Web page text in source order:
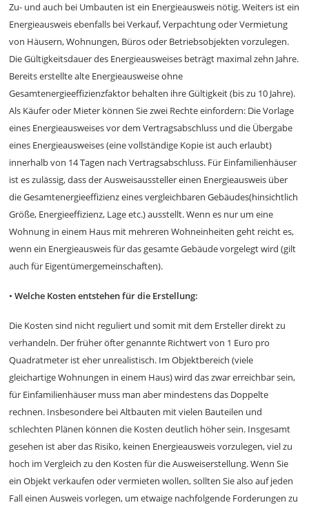
Zu- und auch bei Umbauten ist ein Energieausweis nötig. Weiters ist ein
Energieausweis ebenfalls bei Verkauf, Verpachtung oder Vermietung
von Häusern, Wohnungen, Büros oder Betriebsobjekten vorzulegen.
Die Gültigkeitsdauer des Energieausweises beträgt maximal zehn Jahre.
Bereits erstellte alte Energieausweise ohne
Gesamtenergieeffizienzfaktor behalten ihre Gültigkeit (bis zu 10 Jahre).
Als Käufer oder Mieter können Sie zwei Rechte einfordern: Die Vorlage
eines Energieausweises vor dem Vertragsabschluss und die Übergabe
eines Energieausweises (eine vollständige Kopie ist auch erlaubt)
innerhalb von 14 Tagen nach Vertragsabschluss. Für Einfamilienhäuser
ist es zulässig, dass der Ausweisaussteller einen Energieausweis über
die Gesamtenergieeffizienz eines vergleichbaren Gebäudes(hinsichtlich
Größe, Energieeffizienz, Lage etc.) ausstellt. Wenn es nur um eine
Wohnung in einem Haus mit mehreren Wohneinheiten geht reicht es,
wenn ein Energieausweis für das gesamte Gebäude vorgelegt wird (gilt
auch für Eigentümergemeinschaften).
•Welche Kosten entstehen für die Erstellung:
Die Kosten sind nicht reguliert und somit mit dem Ersteller direkt zu
verhandeln. Der früher öfter genannte Richtwert von 1 Euro pro
Quadratmeter ist eher unrealistisch. Im Objektbereich (viele
gleichartige Wohnungen in einem Haus) wird das zwar erreichbar sein,
für Einfamilienhäuser muss man aber mindestens das Doppelte
rechnen. Insbesondere bei Altbauten mit vielen Bauteilen und
schlechten Plänen können die Kosten deutlich höher sein. Insgesamt
gesehen ist aber das Risiko, keinen Energieausweis vorzulegen, viel zu
hoch im Vergleich zu den Kosten für die Ausweiserstellung. Wenn Sie
ein Objekt verkaufen oder vermieten wollen, sollten Sie also auf jeden
Fall einen Ausweis vorlegen, um etwaige nachfolgende Forderungen zu